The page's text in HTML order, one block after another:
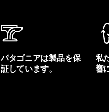
パタゴニアは製品を保
証しています。
私
響